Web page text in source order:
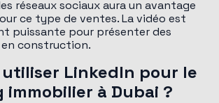
réseaux sociaux aura un avantage
ce type de ventes. La vidéo est
puissante pour présenter des
construction.
utiliser LinkedIn pour le
immobilier à Dubai ?